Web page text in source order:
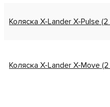
Коляска X-Lander X-Pulse
Коляска X-Lander X-Move